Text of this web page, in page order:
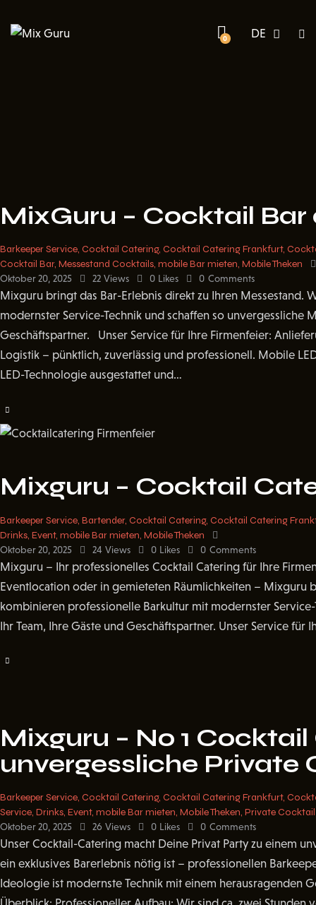
0 DE
EN
MixGuru – Cocktail
Barkeeper Service, Cocktail Catering, Cocktail Catering Frankfurt,
Cocktail Bar, Messestand Cocktails, mobile Bar mieten, Mobile Theken
Oktober 20, 2025 22 Views 0 Likes 0 Comments
Mixguru bringt das Bar-Erlebnis direkt zu Ihren Messestand.
modernster Service-Technik und schaffen so unvergessliche
Geschäftspartner. Unser Service für Ihre Firmenfeier:
Logistik – pünktlich, zuverlässig und professionell. Mobile
LED-Technologie ausgestattet und…
Mixguru – Cocktail
Barkeeper Service, Bartender, Cocktail Catering, Cocktail Catering
Drinks, Event, mobile Bar mieten, Mobile Theken
Oktober 20, 2025 24 Views 0 Likes 0 Comments
Mixguru – Ihr professionelles Cocktail Catering für Ihre
Eventlocation oder in gemieteten Räumlichkeiten – Mixguru
kombinieren professionelle Barkultur mit modernster
Ihr Team, Ihre Gäste und Geschäftspartner. Unser Service
Mixguru – No 1
unvergessliche Private
Barkeeper Service, Cocktail Catering, Cocktail Catering Frankfurt,
Service, Drinks, Event, mobile Bar mieten, Mobile Theken, Private
Oktober 20, 2025 26 Views 0 Likes 0 Comments
Unser Cocktail-Catering macht Deine Privat Party zu einem
ein exklusives Barerlebnis nötig ist – professionellen
Ideologie ist modernste Technik mit einem herausragenden